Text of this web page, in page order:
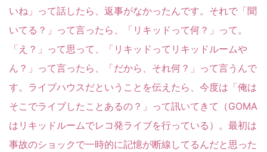
いね」って話したら、返事がなかったんです。それで「聞
いてる？」って言ったら、「リキッドって何？」って。
「え？」って思って、「リキッドってリキッドルームや
ん？」って言ったら、「だから、それ何？」って言うんで
す。ライブハウスだということを伝えたら、今度は「俺は
そこでライブしたことあるの？」って訊いてきて（GOMA
はリキッドルームでレコ発ライブを行っている）。最初は
事故のショックで一時的に記憶が断線してるんだと思った